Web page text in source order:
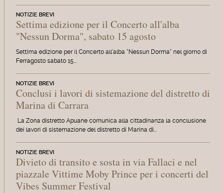
NOTIZIE BREVI
Settima edizione per il Concerto all'alba
"Nessun Dorma", sabato 15 agosto
Settima edizione per il Concerto all'alba "Nessun Dorma" nel giorno di
Ferragosto sabato 15…
NOTIZIE BREVI
Conclusi i lavori di sistemazione del distretto di
Marina di Carrara
La Zona distretto Apuane comunica alla cittadinanza la conclusione
dei lavori di sistemazione del distretto di Marina di…
NOTIZIE BREVI
Divieto di transito e sosta in via Fallaci e nel
piazzale Vittime Moby Prince per i concerti del
Vibes Summer Festival